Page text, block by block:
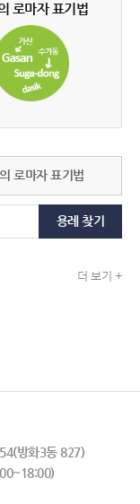
로마자 표기법
로마자 표기법
용례 찾기
더 보기 +
방화3동 827)